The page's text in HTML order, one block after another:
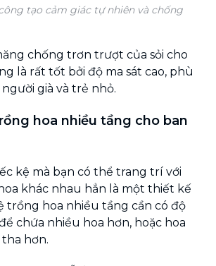
tạo cảm giác tự nhiên và chống
chống trơn trượt của sỏi cho
là rất tốt bởi độ ma sát cao, phù
già và trẻ nhỏ.
hoa nhiều tầng cho ban
kệ mà bạn có thể trang trí với
khác nhau hẳn là một thiết kế
trồng hoa nhiều tầng cần có độ
chứa nhiều hoa hơn, hoặc hoa
hơn.